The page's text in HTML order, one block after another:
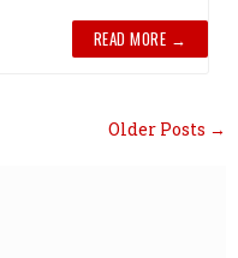
READ MORE →
Older Posts →